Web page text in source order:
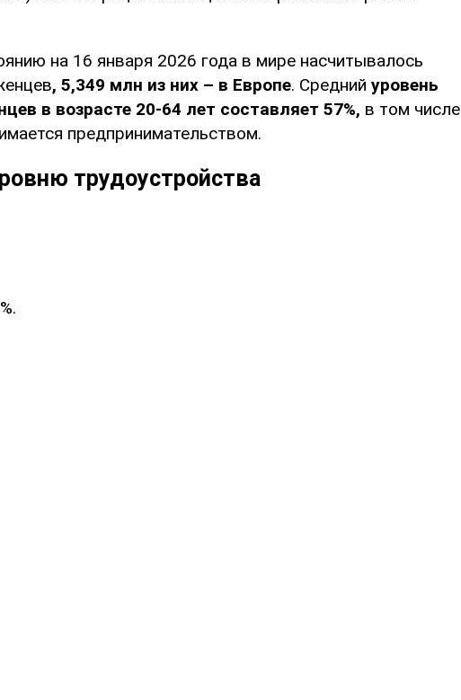
на 16 января 2026 года в мире насчитывалось
, 5,349 млн из них – в Европе. Средний уровень
в возрасте 20-64 лет составляет 57%, в том числе
предпринимательством.
трудоустройства